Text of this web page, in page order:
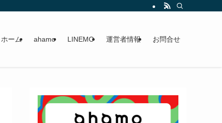
ホーム ahamo LINEMO 運営者情報 お問合せ